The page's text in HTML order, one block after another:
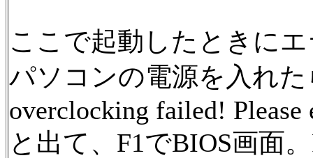
ここで起動したときに
パソコンの電源を入れた
overclocking failed!
と出て、F1でBIOS画面